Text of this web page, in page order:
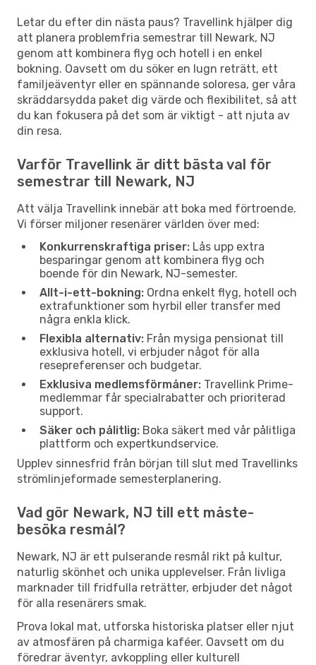
Letar du efter din nästa paus? Travellink hjälper dig
att planera problemfria semestrar till Newark, NJ
genom att kombinera flyg och hotell i en enkel
bokning. Oavsett om du söker en lugn reträtt, ett
familjeäventyr eller en spännande soloresa, ger våra
skräddarsydda paket dig värde och flexibilitet, så att
du kan fokusera på det som är viktigt - att njuta av
din resa.
Varför Travellink är ditt bästa val för
semestrar till Newark, NJ
Att välja Travellink innebär att boka med förtroende.
Vi förser miljoner resenärer världen över med:
Konkurrenskraftiga priser: Lås upp extra
besparingar genom att kombinera flyg och
boende för din Newark, NJ-semester.
Allt-i-ett-bokning: Ordna enkelt flyg, hotell och
extrafunktioner som hyrbil eller transfer med
några enkla klick.
Flexibla alternativ: Från mysiga pensionat till
exklusiva hotell, vi erbjuder något för alla
resepreferenser och budgetar.
Exklusiva medlemsförmåner: Travellink Prime-
medlemmar får specialrabatter och prioriterad
support.
Säker och pålitlig: Boka säkert med vår pålitliga
plattform och expertkundservice.
Upplev sinnesfrid från början till slut med Travellinks
strömlinjeformade semesterplanering.
Vad gör Newark, NJ till ett måste-
besöka resmål?
Newark, NJ är ett pulserande resmål rikt på kultur,
naturlig skönhet och unika upplevelser. Från livliga
marknader till fridfulla reträtter, erbjuder det något
för alla resenärers smak.
Prova lokal mat, utforska historiska platser eller njut
av atmosfären på charmiga kaféer. Oavsett om du
föredrar äventyr, avkoppling eller kulturell